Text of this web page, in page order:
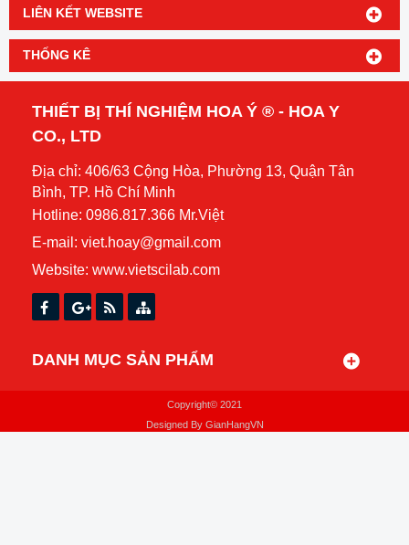
LIÊN KẾT WEBSITE
THỐNG KÊ
THIẾT BỊ THÍ NGHIỆM HOA Ý ® - HOA Y
CO., LTD
Địa chỉ: 406/63 Cộng Hòa, Phường 13, Quận Tân
Bình, TP. Hồ Chí Minh
Hotline: 0986.817.366 Mr.Việt
E-mail: viet.hoay@gmail.com
Website: www.vietscilab.com
DANH MỤC SẢN PHẨM
Copyright© 2021
Designed By GianHangVN